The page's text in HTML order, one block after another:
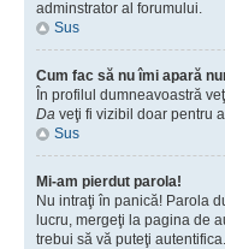
adminstrator al forumului.
Sus
Cum fac să nu îmi apară
În profilul dumneavoastră
Da veţi fi vizibil doar pentru
Sus
Mi-am pierdut parola!
Nu intraţi în panică! Parola
lucru, mergeţi la pagina de
trebui să vă puteţi autentifica.